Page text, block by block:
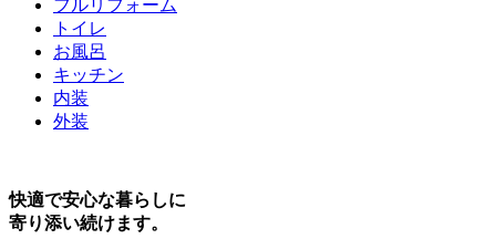
フルリフォーム
トイレ
お風呂
キッチン
内装
外装
快適で安心な暮らしに
寄り添い続けます。